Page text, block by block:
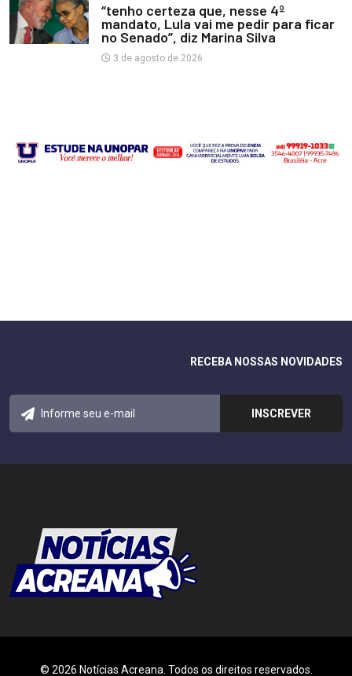
“tenho certeza que, nesse 4º
mandato, Lula vai me pedir para ficar
no Senado”, diz Marina Silva
3 de agosto de 2026
RECEBA NOSSAS NOVIDADES
© 2026 Notícias Acreana. Todos os direitos reservados.